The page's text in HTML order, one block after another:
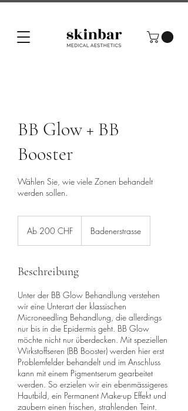
BB Glow + BB
Booster
Wählen Sie, wie viele Zonen behandelt
werden sollen.
Schweizer
Ab 200 CHF Badenerstrasse
Beschreibung
Unter der BB Glow Behandlung verstehen
wir eine Unterart der klassischen
Microneedling Behandlung, die allerdings
nur bis in die Epidermis geht. BB Glow
möchte nicht nur überdecken. Mit speziellen
Wirkstoffseren (BB Booster) werden hier erst
Problemfelder behandelt und im Anschluss
kann mit einem Pigmentserum gearbeitet
werden. So erzielen wir ein ebenmässigeres
Hautbild, ein Permanent Make-up Effekt und
zaubern einen frischen, strahlenden Teint.